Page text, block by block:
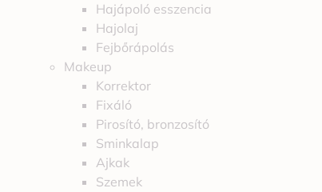
Hajápoló esszencia
Hajolaj
Fejbőrápolás
Makeup
Korrektor
Fixáló
Pirosító, bronzosító
Sminkalap
Ajkak
Szemek